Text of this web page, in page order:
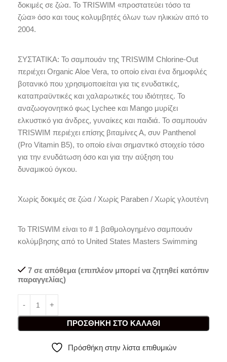
δοκιμές σε ζώα. Το TRISWIM «προστατεύει τόσο τα
ζώα» όσο και τους κολυμβητές όλων των ηλικιών από το
2004.
ΣΥΣΤΑΤΙΚΑ: Το σαμπουάν της TRISWIM Chlorine-Out
περιέχει Organic Aloe Vera, το οποίο είναι ένα δημοφιλές
βοτανικό που χρησιμοποιείται για τις ενυδατικές,
καταπραϋντικές και χαλαρωτικές του ιδιότητες. Το
αναζωογονητικό φως Lychee και Mango μυρίζει
ελκυστικό για άνδρες, γυναίκες και παιδιά. Το σαμπουάν
TRISWIM περιέχει επίσης βιταμίνες Α, συν Panthenol
(Pro Vitamin B5), το οποίο είναι σημαντικό στοιχείο τόσο
για την ενυδάτωση όσο και για την αύξηση του
δυναμικού όγκου.
Χωρίς δοκιμές σε ζώα / Χωρίς Paraben / Χωρίς γλουτένη
Το TRISWIM είναι το # 1 βαθμολογημένο σαμπουάν
κολύμβησης από το United States Masters Swimming
7 σε απόθεμα (επιπλέον μπορεί να ζητηθεί κατόπιν
παραγγελίας)
ΠΡΟΣΘΉΚΗ ΣΤΟ ΚΑΛΆΘΙ
Πρόσθήκη στην λίστα επιθυμιών